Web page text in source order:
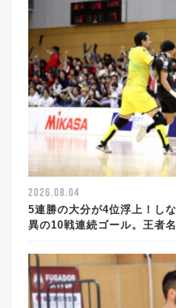
2026.08.04
5連勝の大分が4位浮上！し
異の10戦連続ゴール。王者